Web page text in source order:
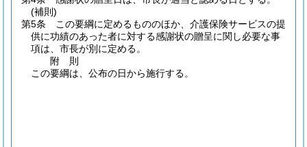
(補則)
第5条
この要綱に定めるもののほか、介護保険サービスの提
供に功績のあった者に対する感謝状の贈呈に関し必要な事
項は、市長が別に定める。
附 則
この要綱は、公布の日から施行する。